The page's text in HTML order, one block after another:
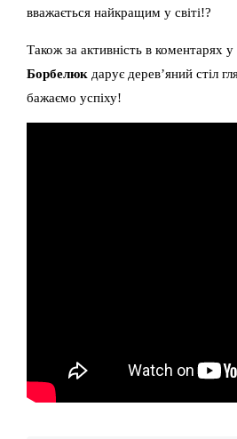
вважається найкращим у світі!?
Також за активність в коментарях
Борбелюк дарує дерев’яний стіл
бажаємо успіху!